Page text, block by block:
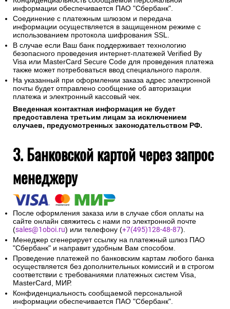
Для оплаты покупки Вы будете перенаправлены на
платежный шлюз ПАО "Сбербанк" для ввода реквизитов
Вашей карты.
Конфиденциальность сообщаемой персональной
информации обеспечивается ПАО "Сбербанк".
Соединение с платежным шлюзом и передача
информации осуществляется в защищенном режиме с
использованием протокола шифрования SSL.
В случае если Ваш банк поддерживает технологию
безопасного проведения интернет-платежей Verified By
Visa или MasterCard Secure Code для проведения платежа
также может потребоваться ввод специального пароля.
платежа и электронный кассовый чек.
Введенная контактная информация не будет
предоставлена третьим лицам за исключением
случаев, предусмотренных законодательством РФ.
3. Банковской картой через запрос
менеджеру
После оформления заказа или в случае сбоя оплаты на
сайте онлайн свяжитесь с нами по электронной почте
(sales@1oboi.ru) или телефону (
Менеджер сгенерирует ссылку на платежный шлюз ПАО
"Сбербанк" и направит удобным Вам способом.